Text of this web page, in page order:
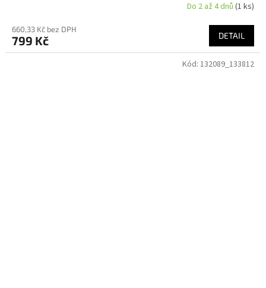
Do 2 až 4 dnů (1 ks)
660,33 Kč bez DPH
799 Kč DETAIL
Kód: 132089_133812